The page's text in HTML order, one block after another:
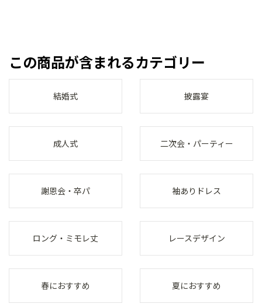
この商品が含まれるカテゴリー
結婚式 披露宴
成人式 二次会・パーティー
謝恩会・卒パ 袖ありドレス
ロング・ミモレ丈 レースデザイン
春におすすめ 夏におすすめ